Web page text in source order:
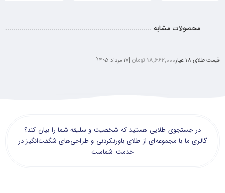
محصولات مشابه
قیمت طلای 18 عیار 18,662,000 تومان [17-مرداد-1405]
در جستجوی طلایی هستید که شخصیت و سلیقه شما را بیان کند؟
گالری ما با مجموعه‌ای از طلای باورنکردنی و طراحی‌های شگفت‌انگیز در
خدمت شماست